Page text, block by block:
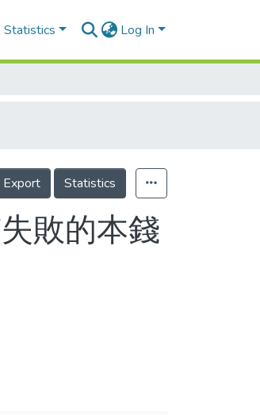
Statistics Log In
Export Statistics
敗的本錢